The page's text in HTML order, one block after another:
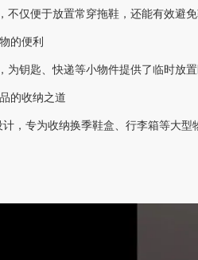
不仅便于放置常穿拖鞋，还能有效避
的便利
为钥匙、快递等小物件提供了临时放
的收纳之道
，专为收纳换季鞋盒、行李箱等大